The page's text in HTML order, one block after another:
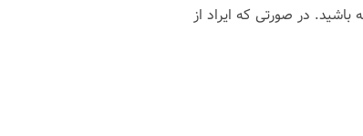
در صورتی که ایراد از